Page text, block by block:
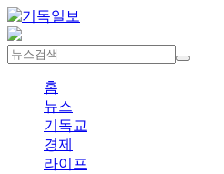
홈
뉴스
기독교
경제
라이프